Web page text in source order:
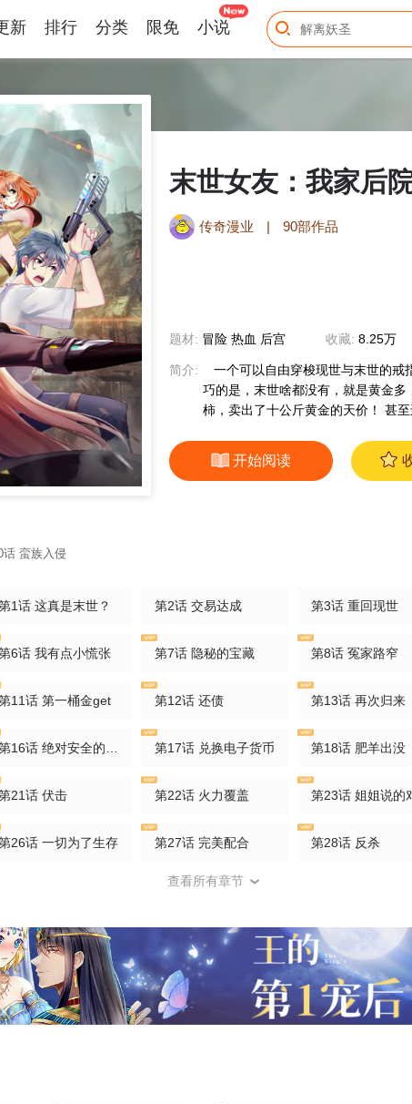
末世女友：我家后
传奇漫业 | 90部作品
题材: 冒险 热血 后宫 收藏: 8.25万
简介:
一个可以自由穿梭现世与末世的戒
巧的是，末世啥都没有，就是黄金
柿，卖出了十公斤黄金的天价！ 甚
开始阅读
话 蛮族入侵
1话 这真是末世？ 第2话 交易达成 第3话 重回现世
6话 我有点小慌张 第7话 隐秘的宝藏 第8话 冤家路窄
11话 第一桶金get 第12话 还债 第13话 再次归来
16话 绝对安全的表象背后 第17话 兑换电子货币 第18话 肥羊出没
21话 伏击 第22话 火力覆盖 第23话 姐姐说的
26话 一切为了生存 第27话 完美配合 第28话 反杀
第32话 覆灭
36话 强化药剂的常识 第37话 贵的离谱 第38话 创造市场
41话 担保人 第42话 人奴市场 第43话 安静的旅
查看所有章节
新 排行 分类 限免 小说